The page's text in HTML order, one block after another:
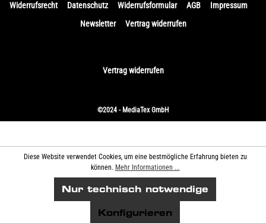
Widerrufsrecht
Datenschutz Widerrufsformular AGB
Impressum
Newsletter
Vertrag widerrufen
Vertrag widerrufen
©2024 - MediaTex GmbH
Diese Website verwendet Cookies, um eine bestmögliche Erfahrung bieten zu
können. Mehr Informationen ...
Nur technisch notwendige
Konfigurieren